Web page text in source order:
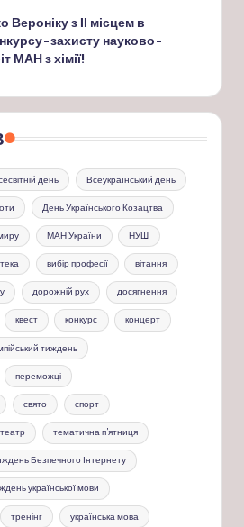
з ІІ місцем в
захисту науково-
МАН з хімії!
день Всеукраїнський день
День Українського Козацтва
МАН України НУШ
вибір професії вітання
дорожній рух досягнення
квест конкурс концерт
тиждень
переможці
свято спорт
театр тематична п'ятниця
Безпечного Інтернету
української мови
тренінг українська мова